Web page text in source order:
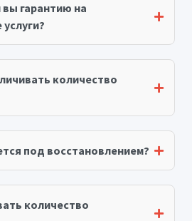
гарантию на
количество
под восстановлением?
количество